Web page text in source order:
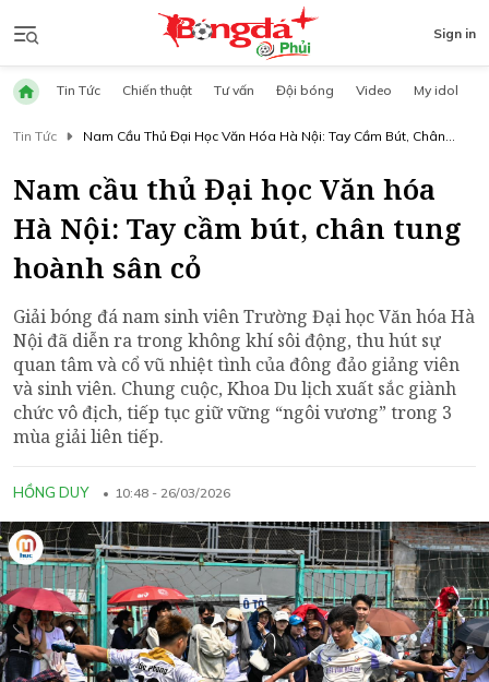
Sign in
Tin Tức Chiến thuật Tư vấn Đội bóng Video My idol
Tin Tức
Nam Cầu Thủ Đại Học Văn Hóa Hà Nội: Tay Cầm Bút, Chân
Nam cầu thủ Đại học Văn hóa
Hà Nội: Tay cầm bút, chân tung
hoành sân cỏ
Giải bóng đá nam sinh viên Trường Đại học Văn hóa Hà
Nội đã diễn ra trong không khí sôi động, thu hút sự
quan tâm và cổ vũ nhiệt tình của đông đảo giảng viên
và sinh viên. Chung cuộc, Khoa Du lịch xuất sắc giành
chức vô địch, tiếp tục giữ vững “ngôi vương” trong 3
mùa giải liên tiếp.
HỒNG DUY 10:48 - 26/03/2026